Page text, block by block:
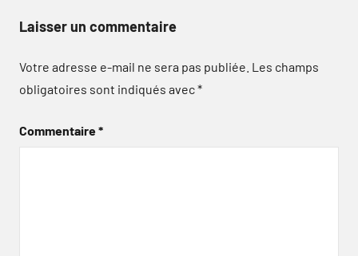
Laisser un commentaire
Votre adresse e-mail ne sera pas publiée. Les champs
obligatoires sont indiqués avec*
Commentaire*